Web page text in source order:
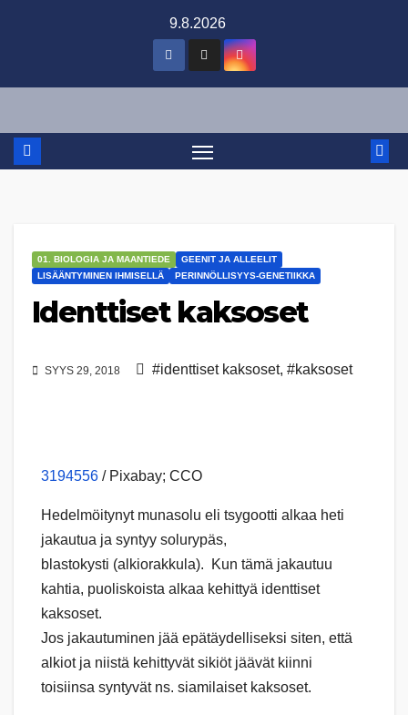
9.8.2026
01. BIOLOGIA JA MAANTIEDE
GEENIT JA ALLEELIT
LISÄÄNTYMINEN IHMISELLÄ
PERINNÖLLISYYS-GENETIIKKA
Identtiset kaksoset
SYYS 29, 2018 #identtiset kaksoset, #kaksoset
3194556 / Pixabay; CCO
Hedelmöitynyt munasolu eli tsygootti alkaa heti
jakautua ja syntyy solurypäs,
blastokysti (alkiorakkula). Kun tämä jakautuu
kahtia, puoliskoista alkaa kehittyä identtiset
kaksoset.
Jos jakautuminen jää epätäydelliseksi siten, että
alkiot ja niistä kehittyvät sikiöt jäävät kiinni
toisiinsa syntyvät ns. siamilaiset kaksoset.